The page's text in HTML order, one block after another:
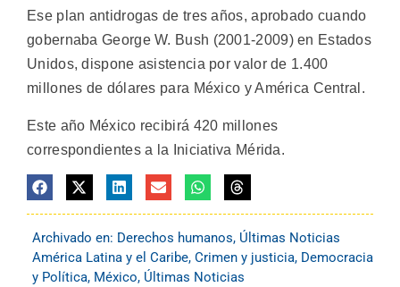
Ese plan antidrogas de tres años, aprobado cuando
gobernaba George W. Bush (2001-2009) en Estados
Unidos, dispone asistencia por valor de 1.400
millones de dólares para México y América Central.
Este año México recibirá 420 millones
correspondientes a la Iniciativa Mérida.
Archivado en: Derechos humanos, Últimas Noticias
América Latina y el Caribe, Crimen y justicia, Democracia
y Política, México, Últimas Noticias